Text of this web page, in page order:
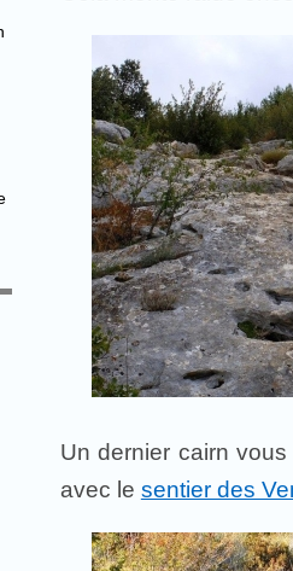
Un dernier cairn
avec le sentier des